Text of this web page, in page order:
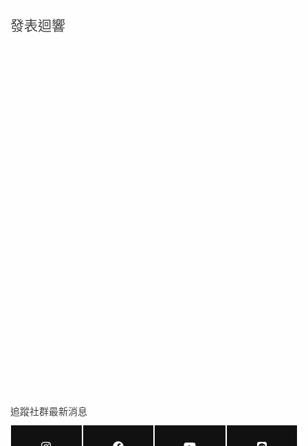
發表迴響
追蹤社群最新消息